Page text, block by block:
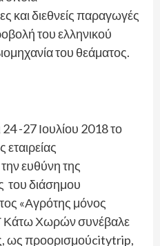
και διεθνείς παραγωγές
του ελληνικού
του θεάματος.
-27 Ιουλίου 2018 το
εταιρείας
ευθύνη της
διάσημου
«Αγρότης μόνος
Κάτω Χωρών συνέβαλε
ως προορισμούcitytrip,